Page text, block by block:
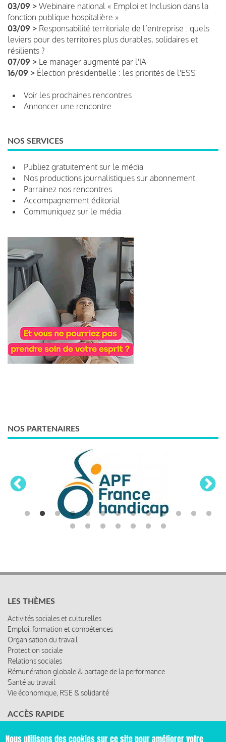
03/09 > Webinaire national « Emploi et Inclusion dans la
fonction publique hospitalière »
03/09 > Responsabilité territoriale de l’entreprise : quels
leviers pour des territoires plus durables, solidaires et
résilients ?
07/09 > Le manager augmenté par l'IA
16/09 > Élection présidentielle : les priorités de l'ESS
Voir les prochaines rencontres
Annoncer une rencontre
NOS SERVICES
Publiez gratuitement sur le média
Nos productions journalistiques sur abonnement
Parrainez nos rencontres
Accompagnement éditorial
Communiquez sur le média
NOS PARTENAIRES
LES THÈMES
Activités sociales et culturelles
Emploi, formation et compétences
Organisation du travail
Protection sociale
Relations sociales
Rémunération globale & partage de la performance
Santé au travail
Vie économique, RSE & solidarité
ACCÈS RAPIDE
Nous utilisons des cookies sur ce site pour améliorer votre